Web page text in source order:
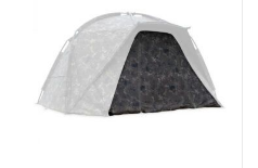
469,99
Añadir a lista de